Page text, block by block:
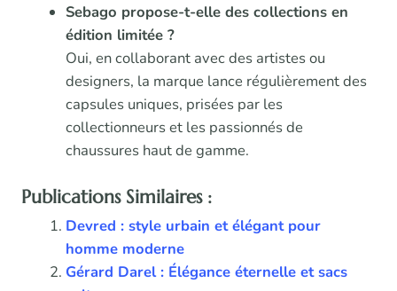
Sebago propose-t-elle des collections en
édition limitée ?
Oui, en collaborant avec des artistes ou
designers, la marque lance régulièrement des
capsules uniques, prisées par les
collectionneurs et les passionnés de
chaussures haut de gamme.
Publications Similaires :
Devred : style urbain et élégant pour
homme moderne
Gérard Darel : Élégance éternelle et sacs